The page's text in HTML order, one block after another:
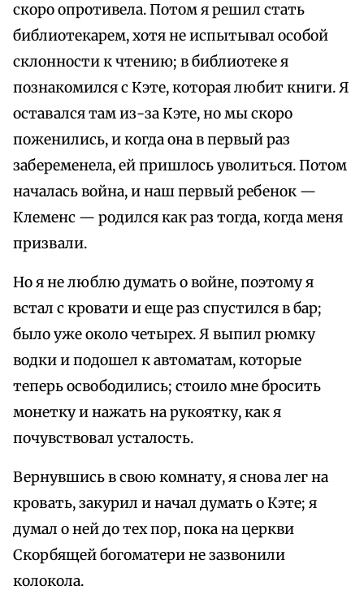
скоро опротивела. Потом я решил стать
библиотекарем, хотя не испытывал особой
склонности к чтению; в библиотеке я
познакомился с Кэте, которая любит книги. Я
оставался там из-за Кэте, но мы скоро
поженились, и когда она в первый раз
забеременела, ей пришлось уволиться. Потом
началась война, и наш первый ребенок —
Клеменс — родился как раз тогда, когда меня
призвали.
Но я не люблю думать о войне, поэтому я
встал с кровати и еще раз спустился в бар;
было уже около четырех. Я выпил рюмку
водки и подошел к автоматам, которые
теперь освободились; стоило мне бросить
монетку и нажать на рукоятку, как я
почувствовал усталость.
Вернувшись в свою комнату, я снова лег на
кровать, закурил и начал думать о Кэте; я
думал о ней до тех пор, пока на церкви
Скорбящей богоматери не зазвонили
колокола.